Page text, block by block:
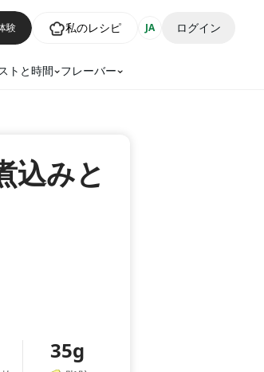
験 私のレシピ JA ログイン
トと時間 フレーバー
込みと
35g